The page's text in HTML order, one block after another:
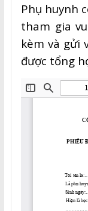
Phụ huynh
tham gia
kèm và gửi
được tổng